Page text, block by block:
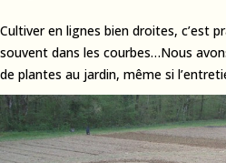
Cultiver en lignes bien droites, c’est
souvent dans les courbes…Nous
de plantes au jardin, même si